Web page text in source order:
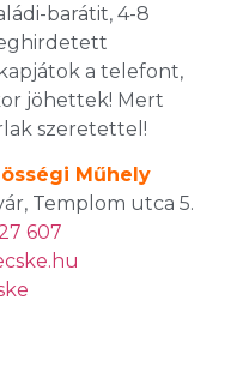
barátit, 4-8
a telefont,
jöhettek! Mert
szeretettel!
Műhely
Templom utca 5.
607